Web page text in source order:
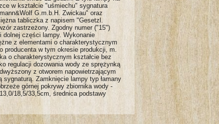
w kształcie "uśmiechu" sygnatura
G.m.b.H. Zwickau" oraz
tabliczka z napisem "Gesetzl.
zastrzeżony. Zgodny numer ("15")
dolnej części lampy. Wykonanie
z elementami o charakterystycznym
producenta w tym okresie produkcji, m.
o charakterystycznym kształcie bez
regulacji dozowania wody ze sprężynką
z otworem napowietrzającym
Zamknięcie lampy typ łamany
górnej pokrywy zbiornika wody -
18,5/33,5cm, średnica podstawy